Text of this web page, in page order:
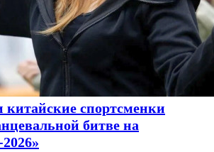
китайские спортсменки
битве на